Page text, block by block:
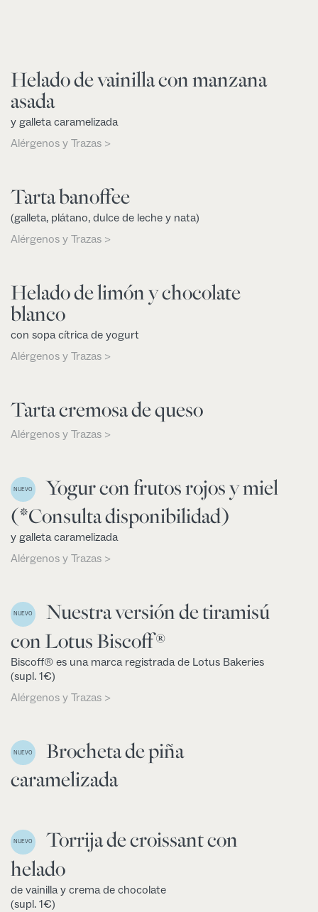
Helado de vainilla con manzana
asada
y galleta caramelizada
Alérgenos y Trazas >
Tarta banoffee
(galleta, plátano, dulce de leche y nata)
Alérgenos y Trazas >
Helado de limón y chocolate
blanco
con sopa cítrica de yogurt
Alérgenos y Trazas >
Tarta cremosa de queso
Alérgenos y Trazas >
NUEVO
Yogur con frutos rojos y miel
(*Consulta disponibilidad)
y galleta caramelizada
Alérgenos y Trazas >
NUEVO
Nuestra versión de tiramisú
con Lotus Biscoff®
Biscoff® es una marca registrada de Lotus Bakeries
(supl. 1€)
Alérgenos y Trazas >
NUEVO
Brocheta de piña
caramelizada
NUEVO
Torrija de croissant con
helado
de vainilla y crema de chocolate
(supl. 1€)